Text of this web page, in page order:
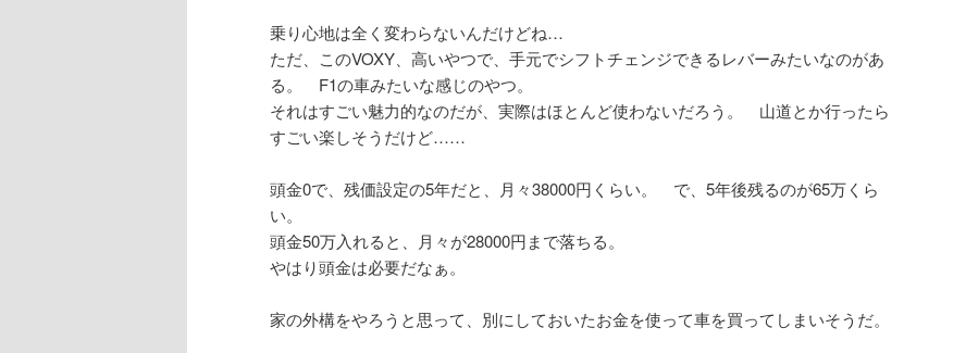
乗り心地は全く変わらないんだけどね…
ただ、このVOXY、高いやつで、手元でシフトチェンジできるレバーみたいなのがあ
る。 F1の車みたいな感じのやつ。
それはすごい魅力的なのだが、実際はほとんど使わないだろう。 山道とか行ったら
すごい楽しそうだけど……
頭金0で、残価設定の5年だと、月々38000円くらい。 で、5年後残るのが65万くら
い。
頭金50万入れると、月々が28000円まで落ちる。
やはり頭金は必要だなぁ。
家の外構をやろうと思って、別にしておいたお金を使って車を買ってしまいそうだ。